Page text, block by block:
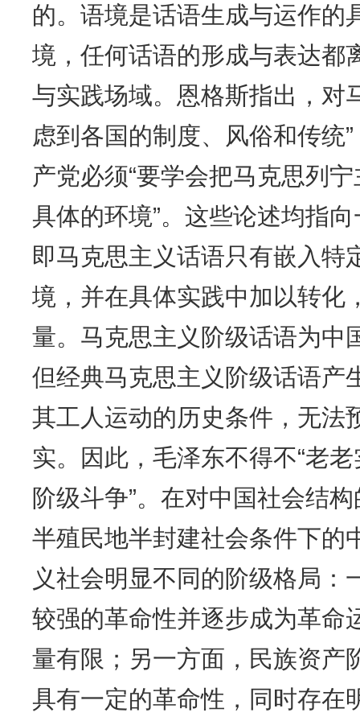
的。语境是话语生成与运作的
境，任何话语的形成与表达都
与实践场域。恩格斯指出，对
虑到各国的制度、风俗和传统
产党必须“要学会把马克思列
具体的环境”。这些论述均指
即马克思主义话语只有嵌入特
境，并在具体实践中加以转化
量。马克思主义阶级话语为中
但经典马克思主义阶级话语产
其工人运动的历史条件，无法
实。因此，毛泽东不得不“老
阶级斗争”。在对中国社会结
半殖民地半封建社会条件下的
义社会明显不同的阶级格局：
较强的革命性并逐步成为革命
量有限；另一方面，民族资产
具有一定的革命性，同时存在